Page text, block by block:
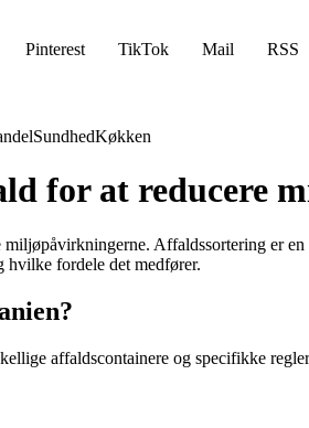
Pinterest TikTok Mail RSS
SundhedKøkken
for at reducere
Affaldssortering er
hvilke fordele det medfører.
affaldscontainere og specifikke